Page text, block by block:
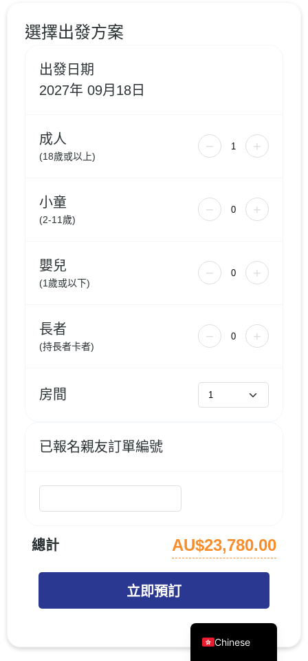
選擇出發方案
出發日期
2027年 09月18日
成人
(18歲或以上)
− +
小童
(2-11歲)
− +
嬰兒
(1歲或以下)
− +
長者
(持長者卡者)
− +
房間
已報名親友訂單編號
總計 AU$23,780.00
立即預訂
Chinese